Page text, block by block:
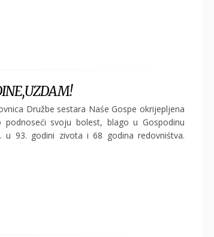
Družbe sestara Naśe Gospe okrijepljena
podnoseći svoju bolest, blago u Gospodinu
u 93. godini zivota i 68 godina redovniśtva.
travnja 2023. godine u 10:50...